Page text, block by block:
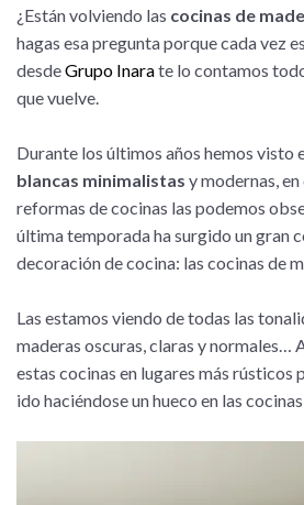
¿Están volviendo las cocinas de
hagas esa pregunta porque cada vez
desdeGrupo Inarate lo contamos
que vuelve.
Durante los últimos años hemos visto
blancas minimalistas y modernas, en
reformas de cocinas las podemos
última temporada ha surgido un gran
decoración de cocina: las cocinas de
Las estamos viendo de todas las
maderas oscuras, claras y normales…
estas cocinas en lugares más rústicos
ido haciéndose un hueco en las